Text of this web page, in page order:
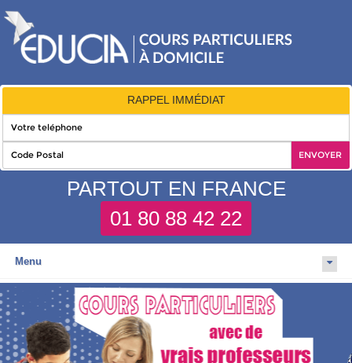
RAPPEL IMMÉDIAT
PARTOUT EN FRANCE
01 80 88 42 22
Menu